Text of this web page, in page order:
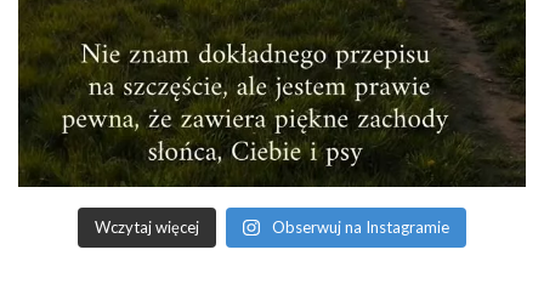
Wczytaj więcej Obserwuj na Instagramie